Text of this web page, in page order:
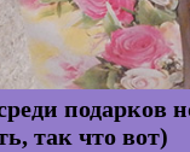
подарков
так что вот)